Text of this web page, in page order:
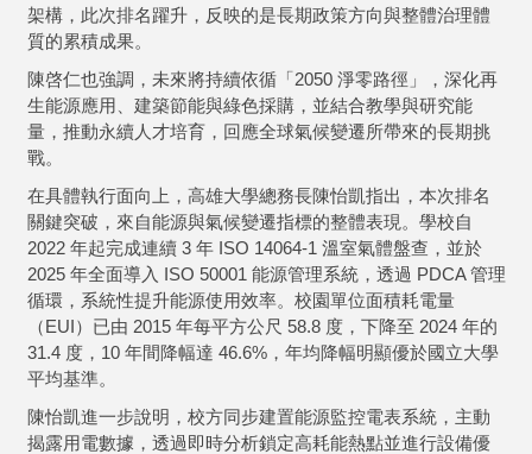
架構，此次排名躍升，反映的是長期政策方向與整體治理體
質的累積成果。
陳啓仁也強調，未來將持續依循「2050 淨零路徑」，深化再
生能源應用、建築節能與綠色採購，並結合教學與研究能
量，推動永續人才培育，回應全球氣候變遷所帶來的長期挑
戰。
在具體執行面向上，高雄大學總務長陳怡凱指出，本次排名
關鍵突破，來自能源與氣候變遷指標的整體表現。學校自
2022 年起完成連續 3 年 ISO 14064-1 溫室氣體盤查，並於
2025 年全面導入 ISO 50001 能源管理系統，透過 PDCA 管理
循環，系統性提升能源使用效率。校園單位面積耗電量
（EUI）已由 2015 年每平方公尺 58.8 度，下降至 2024 年的
31.4 度，10 年間降幅達 46.6%，年均降幅明顯優於國立大學
平均基準。
陳怡凱進一步說明，校方同步建置能源監控電表系統，主動
揭露用電數據，透過即時分析鎖定高耗能熱點並進行設備優